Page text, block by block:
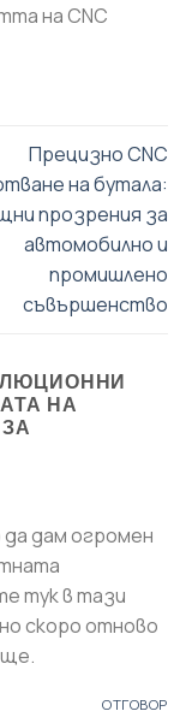
на CNC
Прецизно CNC
на бутала:
прозрения за
автомобилно и
промишлено
съвършенство
НА
да дам огромен
тук в тази
скоро отново
ОТГОВОР